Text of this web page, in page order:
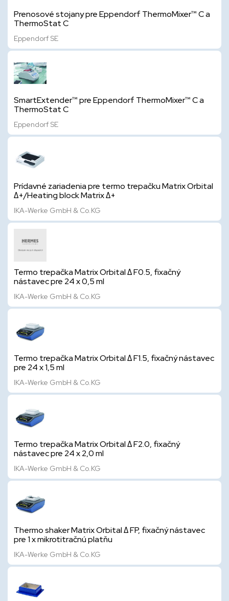
Prenosové stojany pre Eppendorf ThermoMixer™ C a
ThermoStat C
Eppendorf SE
SmartExtender™ pre Eppendorf ThermoMixer™ C a
ThermoStat C
Eppendorf SE
Prídavné zariadenia pre termo trepačku Matrix Orbital
Δ+/Heating block Matrix Δ+
IKA-Werke GmbH & Co.KG
Termo trepačka Matrix Orbital Δ F0.5, fixačný
nástavec pre 24 x 0,5 ml
IKA-Werke GmbH & Co.KG
Termo trepačka Matrix Orbital Δ F1.5, fixačný nástavec
pre 24 x 1,5 ml
IKA-Werke GmbH & Co.KG
Termo trepačka Matrix Orbital Δ F2.0, fixačný
nástavec pre 24 x 2,0 ml
IKA-Werke GmbH & Co.KG
Thermo shaker Matrix Orbital Δ FP, fixačný nástavec
pre 1 x mikrotitračnú platňu
IKA-Werke GmbH & Co.KG